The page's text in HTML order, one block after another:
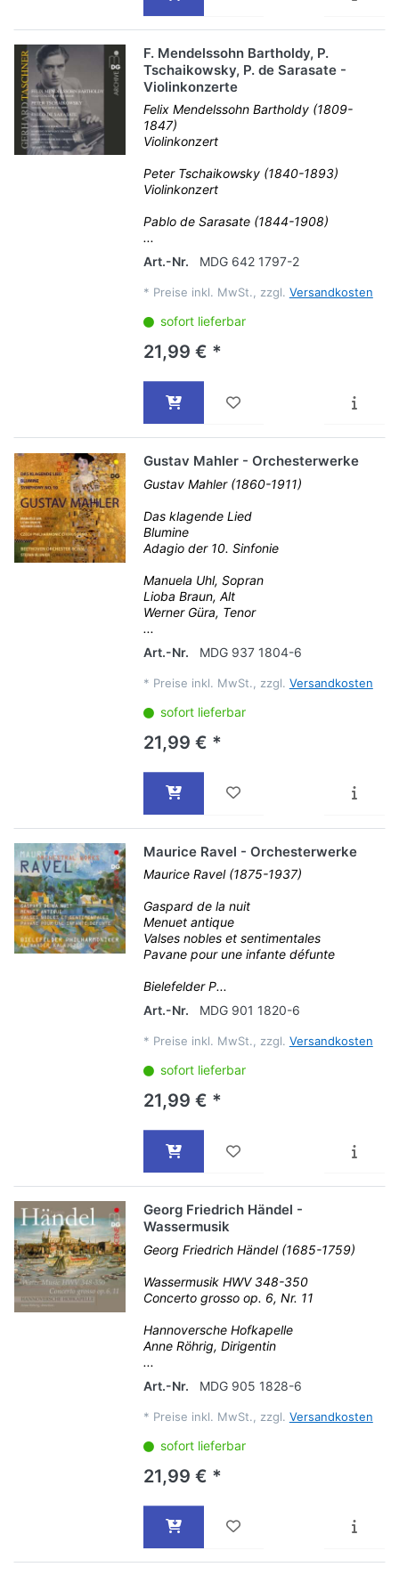
F. Mendelssohn Bartholdy, P.
Tschaikowsky, P. de Sarasate -
Violinkonzerte
Felix Mendelssohn Bartholdy (1809-
1847)
Violinkonzert
Peter Tschaikowsky (1840-1893)
Violinkonzert
Pablo de Sarasate (1844-1908)
...
Art.-Nr.
MDG 642 1797-2
* Preise inkl. MwSt., zzgl. Versandkosten
sofort lieferbar
21,99 € *
Gustav Mahler - Orchesterwerke
Gustav Mahler (1860-1911)
Das klagende Lied
Blumine
Adagio der 10. Sinfonie
Manuela Uhl, Sopran
Lioba Braun, Alt
Werner Güra, Tenor
...
Art.-Nr.
MDG 937 1804-6
* Preise inkl. MwSt., zzgl. Versandkosten
sofort lieferbar
21,99 € *
Maurice Ravel - Orchesterwerke
Maurice Ravel (1875-1937)
Gaspard de la nuit
Menuet antique
Valses nobles et sentimentales
Pavane pour une infante défunte
Bielefelder P...
Art.-Nr.
MDG 901 1820-6
* Preise inkl. MwSt., zzgl. Versandkosten
sofort lieferbar
21,99 € *
Georg Friedrich Händel -
Wassermusik
Georg Friedrich Händel (1685-1759)
Wassermusik HWV 348-350
Concerto grosso op. 6, Nr. 11
Hannoversche Hofkapelle
Anne Röhrig, Dirigentin
...
Art.-Nr.
MDG 905 1828-6
* Preise inkl. MwSt., zzgl. Versandkosten
sofort lieferbar
21,99 € *